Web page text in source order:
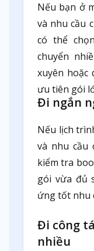
Nếu bạn ở
và nhu cầu
có thể
chuyển
xuyên hoặc
ưu tiên gói
Đi ngắn
Nếu lịch
và nhu cầu
kiểm tra
gói vừa đủ
ứng tốt nhu
Đi công
nhiều